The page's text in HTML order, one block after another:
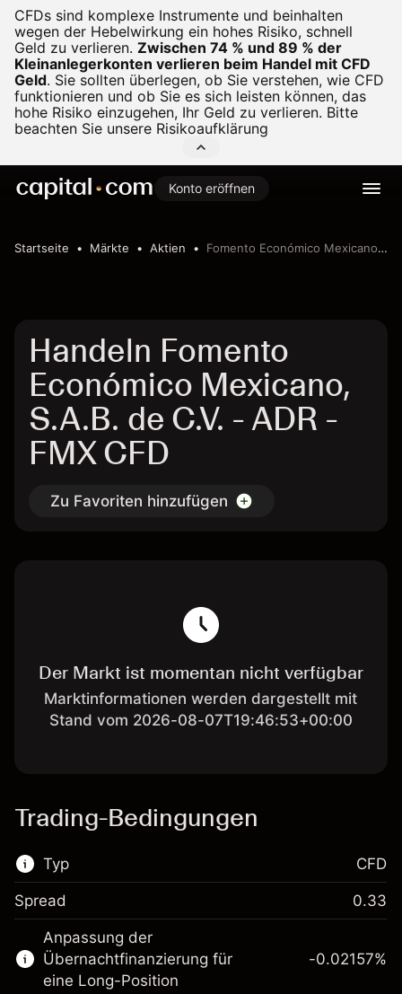
CFDs sind komplexe Instrumente und beinhalten
wegen der Hebelwirkung ein hohes Risiko, schnell
Geld zu verlieren. Zwischen 74 % und 89 % der
Kleinanlegerkonten verlieren beim Handel mit CFD
Geld. Sie sollten überlegen, ob Sie verstehen, wie CFD
funktionieren und ob Sie es sich leisten können, das
hohe Risiko einzugehen, Ihr Geld zu verlieren. Bitte
beachten Sie unsere Risikoaufklärung
Konto eröffnen
Startseite Märkte Aktien Fomento Económico Mexicano, S.A.B. de C.V. - ADR
Handeln Fomento
Económico Mexicano,
S.A.B. de C.V. - ADR -
FMX CFD
Zu Favoriten hinzufügen
Der Markt ist momentan nicht verfügbar
Marktinformationen werden dargestellt mit
Stand vom 2026-08-07T19:46:53+00:00
Trading-Bedingungen
Typ
Dieser Finanzmarkt steht für das CFD-
Trading zur Verfügung.
Erfahren Sie mehr über:
CFD
Spread 0.33
Anpassung der
Übernachtfinanzierung für
eine Long-Position
-0.02157%